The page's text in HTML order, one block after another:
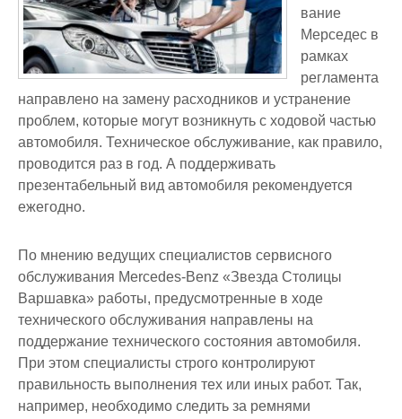
вание
Мерседес в
рамках
регламента
направлено на замену расходников и устранение
проблем, которые могут возникнуть с ходовой частью
автомобиля. Техническое обслуживание, как правило,
проводится раз в год. А поддерживать
презентабельный вид автомобиля рекомендуется
ежегодно.
По мнению ведущих специалистов сервисного
обслуживания Mercedes-Benz «Звезда Столицы
Варшавка» работы, предусмотренные в ходе
технического обслуживания направлены на
поддержание технического состояния автомобиля.
При этом специалисты строго контролируют
правильность выполнения тех или иных работ. Так,
например, необходимо следить за ремнями